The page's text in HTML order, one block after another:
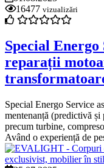
16477 vizualizări
Special
reparații
Special Energo Service
mentenanță (predictivă
precum turbine,
Având o experiență de